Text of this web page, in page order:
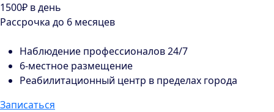
1500₽ в день
Рассрочка до 6 месяцев
Наблюдение профессионалов 24/7
6-местное размещение
Реабилитационный центр в пределах города
Записаться